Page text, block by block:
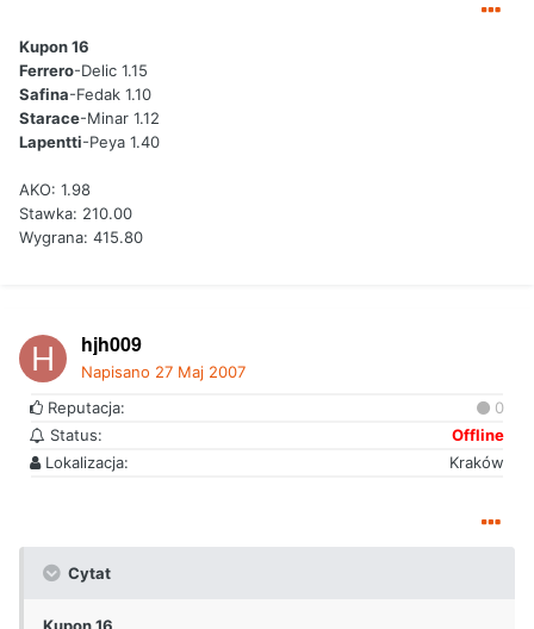
Kupon 16
Ferrero-Delic 1.15
Safina-Fedak 1.10
Starace-Minar 1.12
Lapentti-Peya 1.40
AKO: 1.98
Stawka: 210.00
Wygrana: 415.80
hjh009
Napisano 27 Maj 2007
Reputacja:
0
Status:
Offline
Lokalizacja:
Kraków
Cytat